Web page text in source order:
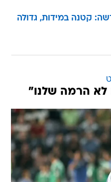
קטנה במידות, גדולה
לא הרמה שלנו"